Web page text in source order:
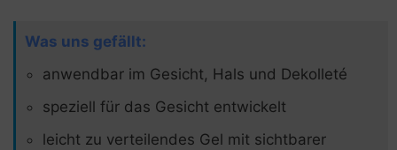
Was uns gefällt:
anwendbar im Gesicht, Hals und Dekolleté
speziell für das Gesicht entwickelt
leicht zu verteilendes Gel mit sichtbarer